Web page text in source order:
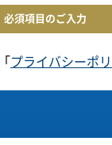
必須項目のご入力
「 プライバシーポ